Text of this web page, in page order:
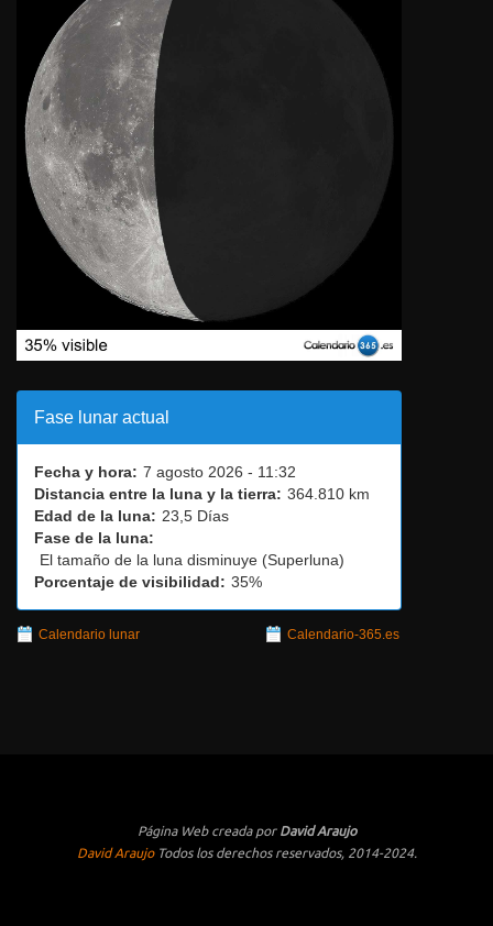
Fase lunar actual
Fecha y hora: 7 agosto 2026 - 11:32
Distancia entre la luna y la tierra: 364.810 km
Edad de la luna: 23,5 Días
Fase de la luna:
El tamaño de la luna disminuye (Superluna)
Porcentaje de visibilidad: 35%
Calendario lunar Calendario-365.es
Página Web creada porDavid Araujo
David AraujoTodos los derechos reservados, 2014-2024.